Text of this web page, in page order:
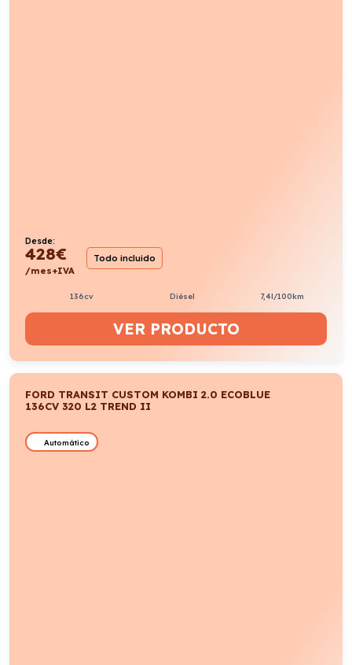
Desde:
428€
/mes+IVA
Todo incluido
136cv Diésel 7,4l/100km
VER PRODUCTO
FORD TRANSIT CUSTOM KOMBI 2.0 ECOBLUE
136CV 320 L2 TREND II
Automático